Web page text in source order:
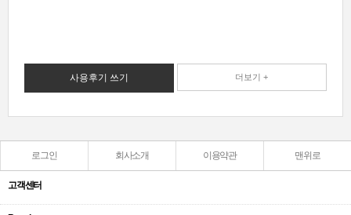
사용후기 쓰기 더보기 +
로그인 회사소개 이용약관 맨위로
고객센터